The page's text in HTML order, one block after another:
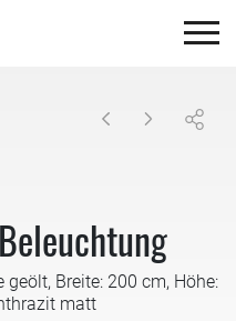
Breite: 200 cm, Höhe:
matt